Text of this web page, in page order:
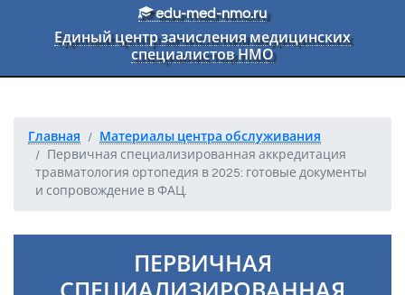
Перейти к основному текстуedu-med-nmo.ru
Единый центр зачисления медицинских
специалистов НМО
Главная
Материалы центра обслуживания
Первичная специализированная аккредитация
травматология ортопедия в 2025: готовые документы
и сопровождение в ФАЦ.
ПЕРВИЧНАЯ